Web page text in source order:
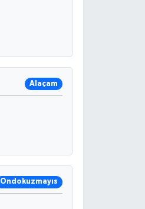
Alaçam
Ondokuzmayıs